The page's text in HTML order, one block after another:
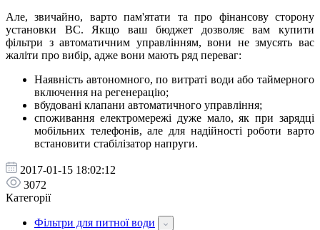
Але, звичайно, варто пам'ятати та про фінансову сторону
установки ВС. Якщо ваш бюджет дозволяє вам купити
фільтри з автоматичним управлінням, вони не змусять вас
жаліти про вибір, адже вони мають ряд переваг:
Наявність автономного, по витраті води або таймерного
включення на регенерацію;
вбудовані клапани автоматичного управління;
споживання електромережі дуже мало, як при зарядці
мобільних телефонів, але для надійності роботи варто
встановити стабілізатор напруги.
2017-01-15 18:02:12
3072
Категорії
Фільтри для питної води